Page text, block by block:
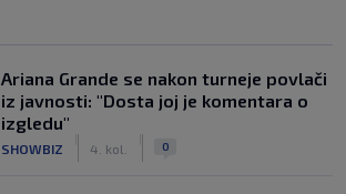
Ariana Grande se nakon turneje povlači
iz javnosti: "Dosta joj je komentara o
izgledu"
SHOWBIZ 4. kol. 0